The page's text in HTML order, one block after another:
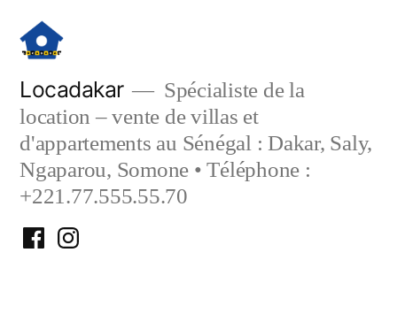
contenu
Locadakar
Spécialiste de la
location – vente de villas et
d'appartements au Sénégal : Dakar, Saly,
Ngaparou, Somone • Téléphone :
+221.77.555.55.70
FacebookInstagram